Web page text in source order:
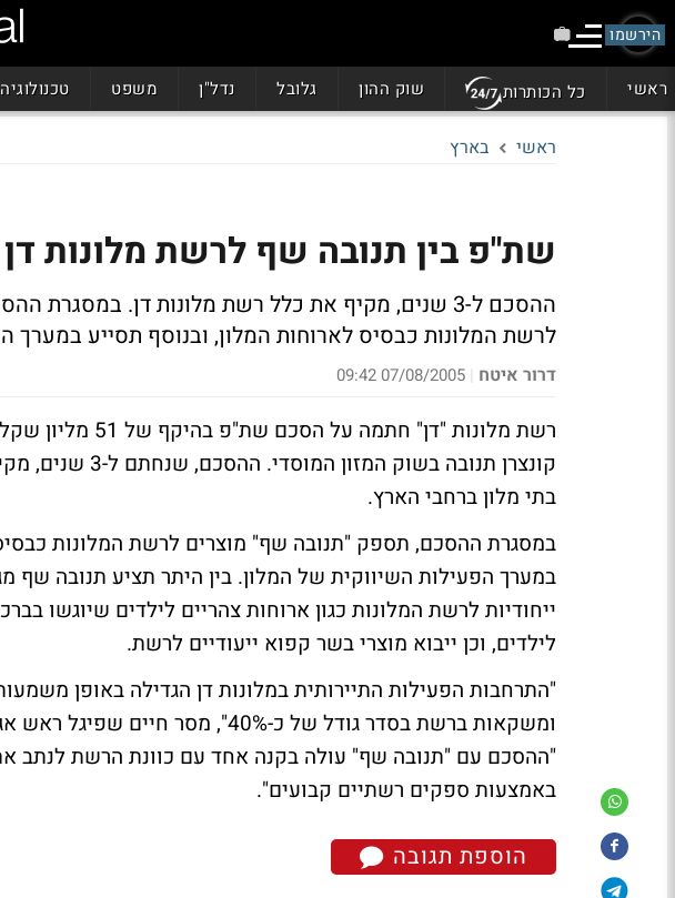
הירשמו
ראשי כל הכותרות שוק ההון גלובל נדל"ן משפט טכנולוגיה
ראשי בארץ
שת"פ בין תנובה שף לרשת מלונות דן
ההסכם ל-3 שנים, מקיף את כלל רשת מלונות דן.
לרשת המלונות כבסיס לארוחות המלון, ובנוסף תסייע במערך
דרור איטח |
07/08/2005 09:42
רשת מלונות "דן"
בתי מלון ברחבי הארץ.
במסגרת ההסכם, תספק "תנובה שף" מוצרים לרשת המלונות
במערך הפעילות השיווקית של המלון. בין היתר תציע תנובה שף
ייחודיות לרשת המלונות כגון ארוחות צהריים לילדים שיוגשו
לילדים, וכן ייבוא מוצרי בשר קפוא ייעודיים לרשת.
"התרחבות הפעילות התיירותית במלונות דן הגדילה באופן
ומשקאות ברשת בסדר גודל של כ-40%",
"ההסכם עם "תנובה שף" עולה בקנה אחד עם כוונת הרשת לנתב את
באמצעות ספקים רשתיים קבועים".
הוספת תגובה